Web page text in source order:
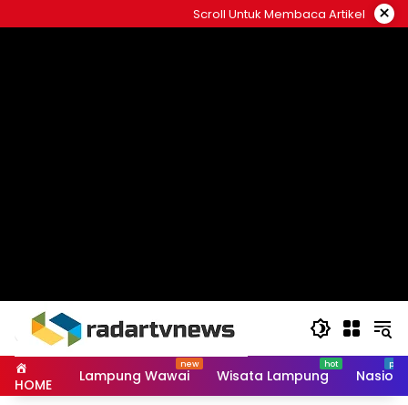
to
Scroll Untuk Membaca Artikel ×
HOME Lampung Wawai Wisata Lampung